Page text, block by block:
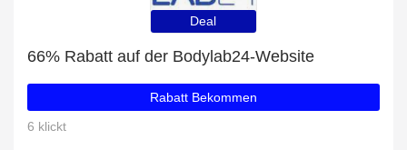
Deal
66% Rabatt auf der Bodylab24-Website
Rabatt Bekommen
6 klickt